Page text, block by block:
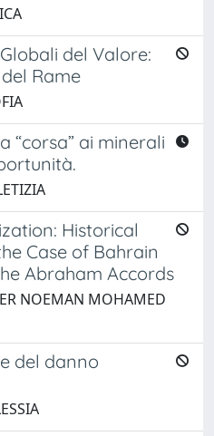
del Valore:
Rame
“corsa” ai minerali
Historical
Case of Bahrain
Abraham Accords
NOEMAN MOHAMED
del danno